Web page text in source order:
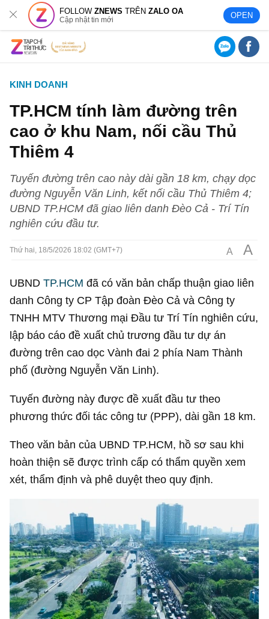
FOLLOWZNEWS TRÊNZALO OA
Cập nhật tin mới OPEN
KINH DOANH
TP.HCM tính làm đường trên
cao ở khu Nam, nối cầu Thủ
Thiêm 4
Tuyến đường trên cao này dài gần 18 km, chạy dọc
đường Nguyễn Văn Linh, kết nối cầu Thủ Thiêm 4;
UBND TP.HCM đã giao liên danh Đèo Cả - Trí Tín
nghiên cứu đầu tư.
Thứ hai, 18/5/2026 18:02 (GMT+7) A A
UBNDTP.HCM đã có văn bản chấp thuận giao liên
danh Công ty CP Tập đoàn Đèo Cả và Công ty
TNHH MTV Thương mại Đầu tư Trí Tín nghiên cứu,
lập báo cáo đề xuất chủ trương đầu tư dự án
đường trên cao dọc Vành đai 2 phía Nam Thành
phố (đường Nguyễn Văn Linh).
Tuyến đường này được đề xuất đầu tư theo
phương thức đối tác công tư (PPP), dài gần 18 km.
Theo văn bản của UBND TP.HCM, hồ sơ sau khi
hoàn thiện sẽ được trình cấp có thẩm quyền xem
xét, thẩm định và phê duyệt theo quy định.